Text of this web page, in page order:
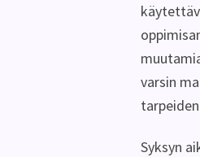
varsin
Syksyn